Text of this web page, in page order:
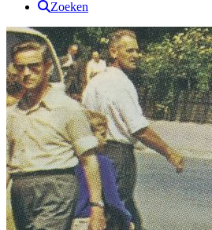
Zoeken
Drents Archief